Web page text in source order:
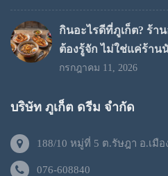
กินอะไรดีที่ภูเก็ต? ร้า
ต้องรู้จัก ไม่ใช่แค่ร้าน
กรกฎาคม 11, 2026
บริษัท ภูเก็ต ดรีม จำกัด
188/10 หมู่ที่ 5 ต.รัษฎา อ.เมือ
076-608840